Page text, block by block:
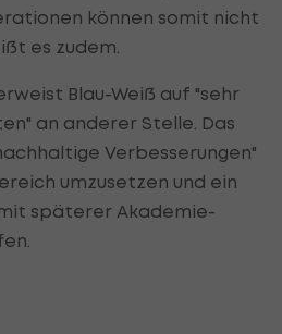
können somit nicht
es zudem.
Blau-Weiß auf "sehr
an anderer Stelle. Das
Verbesserungen"
umzusetzen und ein
späterer Akademie-